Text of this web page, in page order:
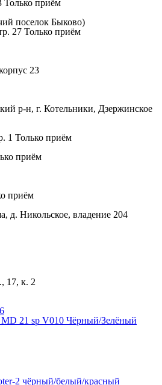
Только приём
поселок Быково)
27 Только приём
23
р-н, г. Котельники, Дзержинское
1 Только приём
приём
приём
д. Никольское, владение 204
17, к. 2
MD 21 sp V010 Чёрный/Зелёный